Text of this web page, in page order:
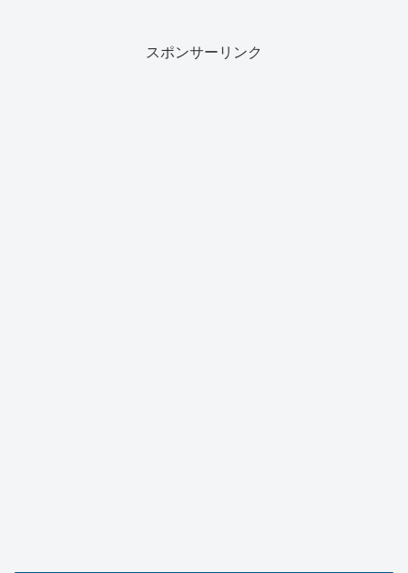
スポンサーリンク